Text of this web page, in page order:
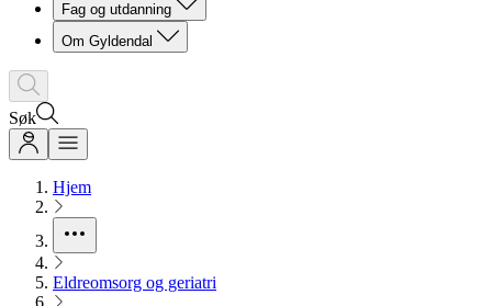
Fag og utdanning
Om Gyldendal
Søk
Hjem
Eldreomsorg og geriatri